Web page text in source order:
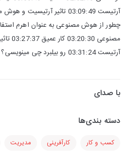
مصنوعی
آرتیست 03:31:24 رو بیلبرد چی مینویسی؟ 03:33:58 سخن پایانی
با صدای
دسته بندی‌ها
کسب و کار کارآفرینی مدیریت